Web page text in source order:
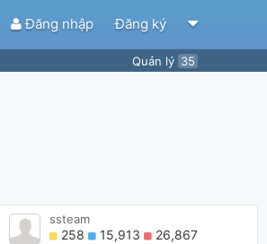
Đăng nhập Đăng ký
Quản lý 35
ssteam
258 15,913 26,867